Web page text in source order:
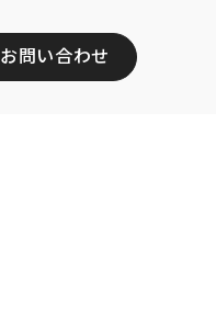
お問い合わせ